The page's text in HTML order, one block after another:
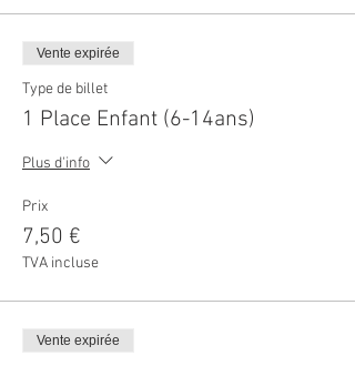
Vente expirée
Type de billet
1 Place Enfant (6-14ans)
Plus d'info
Prix
7,50 €
TVA incluse
Vente expirée